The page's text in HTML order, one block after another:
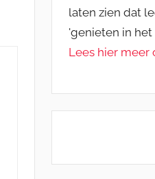
laten zien dat
'genieten in het
Lees hier meer